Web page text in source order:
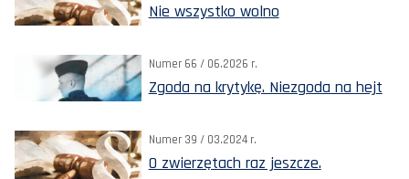
Nie wszystko wolno
Numer 66 / 06.2026 r.
Zgoda na krytykę. Niezgoda na hejt
Numer 39 / 03.2024 r.
O zwierzętach raz jeszcze.